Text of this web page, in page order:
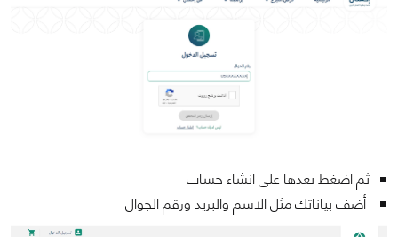
ثم اضغط بعدها على انشاء حساب
أضف بياناتك مثل الاسم والبريد ورقم الجوال